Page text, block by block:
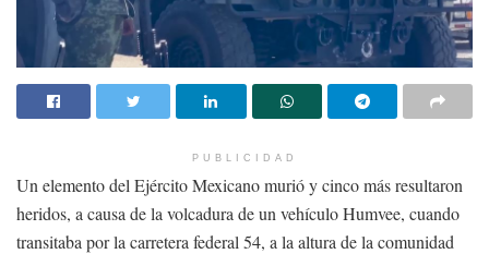
confianza de antes, “incluyendo las de educación superior”, sobre
todo porque se ha puesto en duda que estudiar sea un vehículo de
movilidad social, estabilidad económica o personal.
Por ello, destacó, nos toca devolverles a las y los jóvenes de
porque el planeta se calienta, la desigualdad crece y se caldea en
algún lugar del mundo una nueva enfermedad para convertirse en
una pandemia.
PUBLICIDAD
Un elemento del Ejército Mexicano murió y cinco más resultaron
heridos, a causa de la volcadura de un vehículo Humvee, cuando
transitaba por la carretera federal 54, a la altura de la comunidad